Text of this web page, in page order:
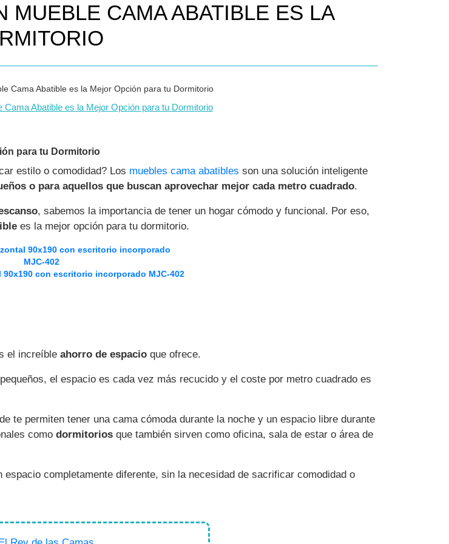
MUEBLE CAMA ABATIBLE ES LA
Abatible es la Mejor Opción para tu Dormitorio
para tu Dormitorio
estilo o comodidad? Los muebles cama abatibles son una solución inteligente
o para aquellos que buscan aprovechar mejor cada metro cuadrado.
, sabemos la importancia de tener un hogar cómodo y funcional. Por eso,
es la mejor opción para tu dormitorio.
con escritorio incorporado MJC-402
el increíble ahorro de espacio que ofrece.
el espacio es cada vez más recucido y el coste por metro cuadrado es
te permiten tener una cama cómoda durante la noche y un espacio libre durante
como dormitorios que también sirven como oficina, sala de estar o área de
espacio completamente diferente, sin la necesidad de sacrificar comodidad o